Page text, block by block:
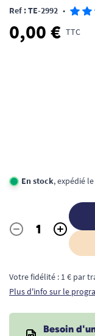
Ref : TE-2992 •
0,00 € TTC
En stock, expédié
Quantité
- +
Votre fidélité : 1 € par
Plus d'info sur le
Besoin